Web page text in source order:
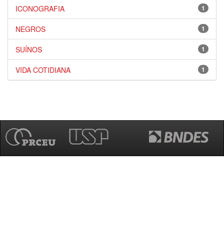
1
ICONOGRAFIA
1
NEGROS
1
SUÍNOS
1
VIDA COTIDIANA